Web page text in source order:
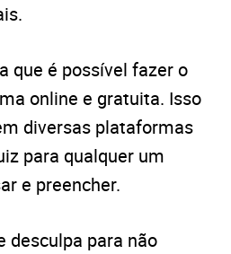
que é possível fazer o
online e gratuita. Isso
diversas plataformas
para qualquer um
e preencher.
desculpa para não